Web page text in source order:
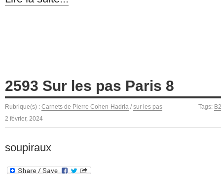
2593 Sur les pas Paris 8
Rubrique(s) : Carnets de Pierre Cohen-Hadria / sur les pas Tags:
2 février, 2024
soupiraux